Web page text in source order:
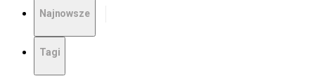
Najnowsze
Tagi